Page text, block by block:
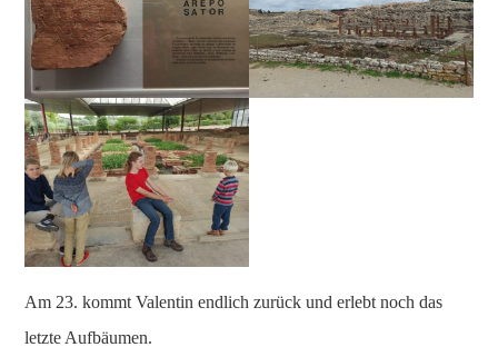
Am 23. kommt Valentin endlich zurück und erlebt noch das
letzte Aufbäumen.